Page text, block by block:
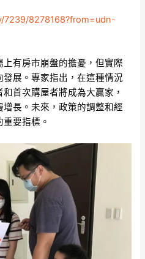
8278168?from=udn-
有房市崩盤的擔憂，但實際
發展。專家指出，在這種情況
首次購屋者將成為大贏家，
長。未來，政策的調整和經
要指標。